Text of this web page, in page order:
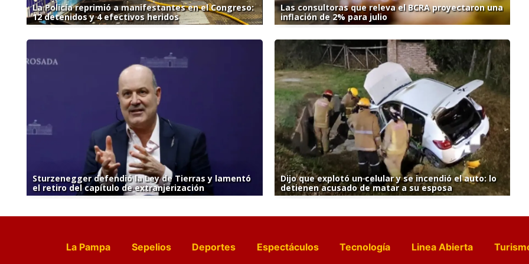
La Policía reprimió a manifestantes en el Congreso:
12 detenidos y 4 efectivos heridos
Las consultoras que releva el BCRA proyectaron una
inflación de 2% para julio
Sturzenegger defendió la Ley de Tierras y lamentó
el retiro del capítulo de extranjerización
Dijo que explotó un celular y se incendió el auto: lo
detienen acusado de matar a su esposa
La Pampa Sepelios Deportes Espectáculos Tecnología Linea Abierta